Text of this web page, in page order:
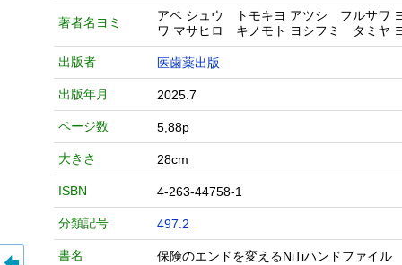
著者名ヨミ
アベ シュウ トモキヨ アツシ フルサ
ワ マサヒロ キノモト ヨシフミ タミヤ
出版者 医歯薬出版
出版年月 2025.7
ページ数 5,88p
大きさ 28cm
ISBN 4-263-44758-1
分類記号 497.2
書名 保険のエンドを変えるNiTiハンドファイ